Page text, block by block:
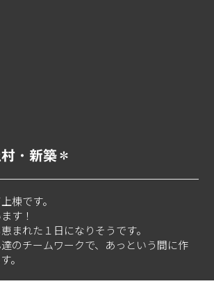
・新築＊
棟です。
す！
まれた１日になりそうです。
のチームワークで、あっという間に作
。